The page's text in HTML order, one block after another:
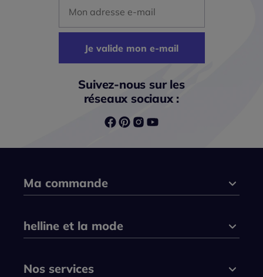
Je valide mon e-mail
Suivez-nous sur les
réseaux sociaux :
Ma commande
helline et la mode
Nos services